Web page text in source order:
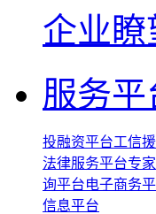
企业瞭
服务平
投融资平台工信
法律服务平台专
询平台电子商务
信息平台